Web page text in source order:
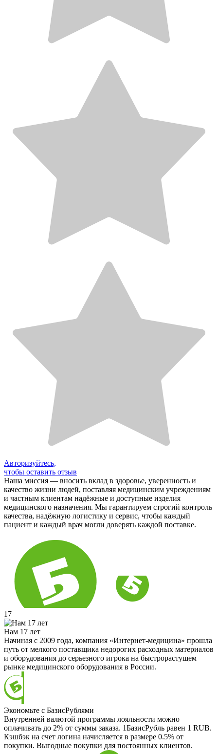
Авторизуйтесь,
чтобы оставить отзыв
Наша миссия — вносить вклад в здоровье, уверенность и
качество жизни людей, поставляя медицинским учреждениям
и частным клиентам надёжные и доступные изделия
медицинского назначения. Мы гарантируем строгий контроль
качества, надёжную логистику и сервис, чтобы каждый
пациент и каждый врач могли доверять каждой поставке.
17
Нам 17 лет
Начиная с 2009 года, компания «Интернет-медицина» прошла
путь от мелкого поставщика недорогих расходных материалов
и оборудования до серьезного игрока на быстрорастущем
рынке медицинского оборудования в России.
Экономьте с БазисРублями
Внутренней валютой программы лояльности можно
оплачивать до 2% от суммы заказа. 1БазисРубль равен 1 RUB.
Кэшбэк на счет логина начисляется в размере 0.5% от
покупки. Выгодные покупки для постоянных клиентов.